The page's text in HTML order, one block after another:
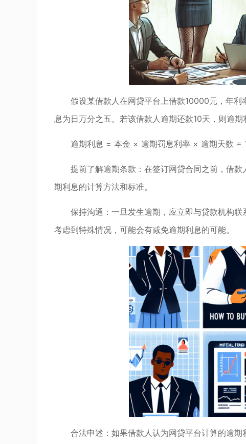
假设某借款人在网贷平台上借款10000元，年利
息为日万分之五。若该借款人逾期还款10天，则逾期
逾期利息 = 本金 × 逾期罚息利率 × 逾期天数
提前了解逾期条款：在签订网贷合同之前，借
期利息的计算方法和标准。
保持沟通：一旦发生逾期，应立即与贷款机构
考虑到特殊情况，可能会有减免逾期利息的可能。
合法申述：如果借款人认为网贷平台计算的逾